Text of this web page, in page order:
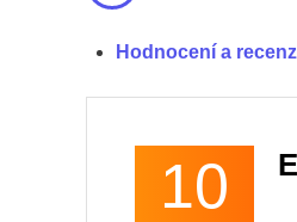
Hodnocení a
10